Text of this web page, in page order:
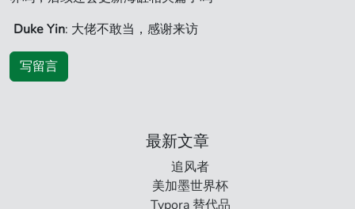
Duke Yin: 大佬不敢当，感谢来访
写留言
最新文章
追风者
美加墨世界杯
Typora 替代品